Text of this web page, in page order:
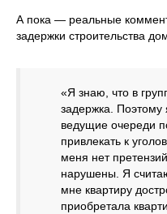
А пока — реальные
задержки строительства
«Я знаю, что в
задержка. Поэтому
ведущие очереди
привлекать к
меня нет
нарушены. Я
мне квартиру
приобретала